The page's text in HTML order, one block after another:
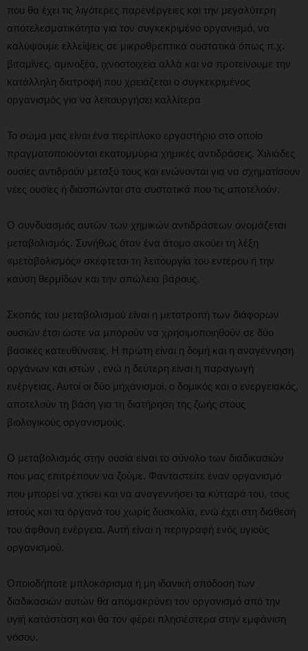
που θα έχει τις λιγότερες παρενέργειες και την μεγαλύτερη
αποτελεσματικότητα για τον συγκεκριμένο οργανισμό, να
καλύψουμε ελλείψεις σε μικροθρεπτικά συστατικά όπως π.χ.
βιταμίνες, αμινοξέα, ιχνοστοιχεία αλλά και να προτείνουμε την
κατάλληλη διατροφή που χρειάζεται ο συγκεκριμένος
οργανισμός για να λειτουργήσει καλλίτερα
Το σώμα μας είναι ένα περίπλοκο εργαστήριο στο οποίο
πραγματοποιούνται εκατομμύρια χημικές αντιδράσεις. Χιλιάδες
ουσίες αντιδρούν μεταξύ τους και ενώνονται για να σχηματίσουν
νέες ουσίες ή διασπώνται στα συστατικά που τις αποτελούν.
Ο συνδυασμός αυτών των χημικών αντιδράσεων ονομάζεται
μεταβολισμός. Συνήθως όταν ένα άτομο ακούει τη λέξη
«μεταβολισμός» σκέφτεται τη λειτουργία του εντέρου ή την
καύση θερμίδων και την απώλεια βάρους.
Σκοπός του μεταβολισμού είναι η μετατροπή των διάφορων
ουσιών έτσι ώστε να μπορούν να χρησιμοποιηθούν σε δύο
βασικές κατευθύνσεις. Η πρώτη είναι η δομή και η αναγέννηση
οργάνων και ιστών , ενώ η δεύτερη είναι η παραγωγή
ενέργειας. Αυτοί οι δύο μηχανισμοί, ο δομικός και ο ενεργειακός,
αποτελούν τη βάση για τη διατήρηση της ζωής στους
βιολογικούς οργανισμούς.
Ο μεταβολισμός στην ουσία είναι το σύνολο των διαδικασιών
που μας επιτρέπουν να ζούμε. Φανταστείτε έναν οργανισμό
που μπορεί να χτίσει και να αναγεννήσει τα κύτταρά του, τους
ιστούς και τα όργανά του χωρίς δυσκολία, ενώ έχει στη διάθεσή
του άφθονη ενέργεια. Αυτή είναι η περιγραφή ενός υγιούς
οργανισμού.
Οποιοδήποτε μπλοκάρισμα ή μη ιδανική απόδοση των
διαδικασιών αυτών θα απομακρύνει τον οργανισμό από την
υγιή κατάσταση και θα τον φέρει πλησιέστερα στην εμφάνιση
νόσου.